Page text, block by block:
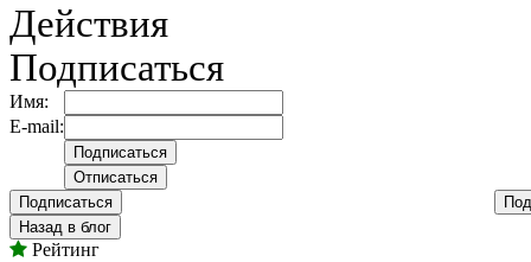
Действия
Подписаться
Имя:
E-mail:
Подписаться
Назад в блог
Рейтинг